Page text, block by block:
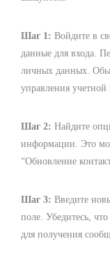
Шаг 1: Войдите в
данные для входа.
личных данных.
управления учетной
Шаг 2: Найдите
информации. Это
“Обновление
Шаг 3: Введите
поле. Убедитесь,
для получения